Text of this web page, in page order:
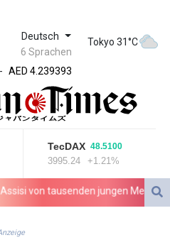
Deutsch
6 Sprachen
Tokyo 31°C
-
ZWL 371.703852
AED 4.239393
AED 4.239393
AFN 76.187455
ALL 93.17114
AMD
1059.703963
ARS
1727.213601
AWG 2.080736
TecDAX 48.5100
3995.24 +1.21%
von tausenden jungen Menschen